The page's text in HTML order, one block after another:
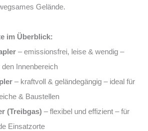
Gelände.
im Überblick:
– emissionsfrei, leise & wendig –
den Innenbereich
– kraftvoll & geländegängig – ideal für
& Baustellen
(Treibgas) – flexibel und effizient – für
Einsatzorte